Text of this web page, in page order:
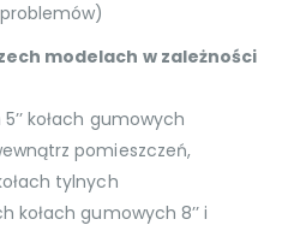
modelach w zależności
kołach gumowych
pomieszczeń,
tylnych
kołach gumowych 8’’ i